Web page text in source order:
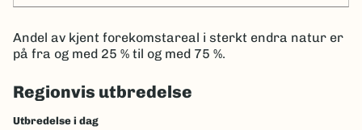
Andel av kjent forekomstareal i sterkt endra natur er
på fra og med 25 % til og med 75 %.
Regionvis utbredelse
Utbredelse i dag